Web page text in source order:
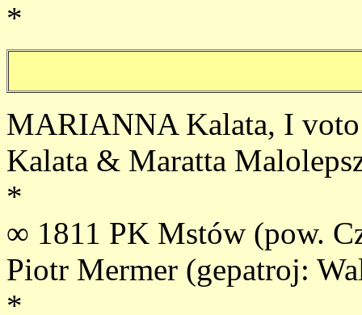
*
MARIANNA Kalata, I
Kalata & Maratta
*
∞ 1811 PK Mstów (pow.
Piotr Mermer (gepatroj:
*